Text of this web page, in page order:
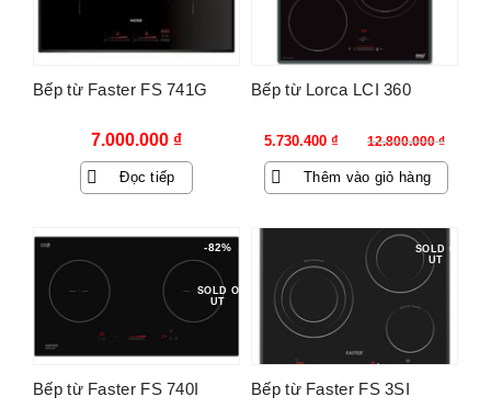
Bếp từ Faster FS 741G
7.000.000 ₫
Đọc tiếp
Bếp từ Lorca LCI 360
12.800.000₫
Giá
gốc
là:
5.730.400 ₫
Giá
hiện
tại
Thêm vào giỏ hàng
-82%
SOLD O
UT
Bếp từ Faster FS 740I
SOLD O
UT
Bếp từ Faster FS 3SI